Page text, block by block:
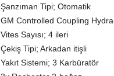
Şanzıman Tipi; Otomatik
GM Controlled Coupling
Vites Sayısı; 4 ileri
Çekiş Tipi; Arkadan itişli
Yakıt Sistemi; 3 Karbüratör